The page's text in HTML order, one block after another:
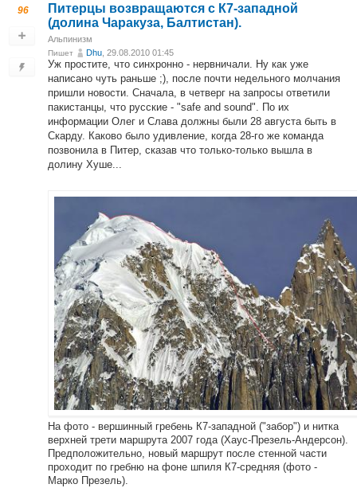
96
Питерцы возвращаются с К7-западной
(долина Чаракуза, Балтистан).
Альпинизм
Пишет Dhu , 29.08.2010 01:45
Уж простите, что синхронно - нервничали. Ну как уже
написано чуть раньше ;), после почти недельного молчания
пришли новости. Сначала, в четверг на запросы ответили
пакистанцы, что русские - "safe and sound". По их
информации Олег и Слава должны были 28 августа быть в
Скарду. Каково было удивление, когда 28-го же команда
позвонила в Питер, сказав что только-только вышла в
долину Хуше...
На фото - вершинный гребень К7-западной ("забор") и нитка
верхней трети маршрута 2007 года (Хаус-Презель-Андерсон).
Предположительно, новый маршрут после стенной части
проходит по гребню на фоне шпиля К7-средняя (фото -
Марко Презель).